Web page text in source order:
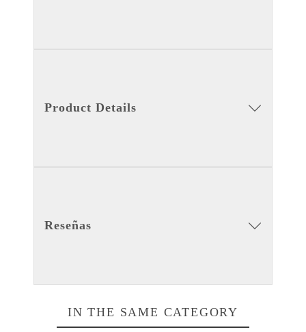
Product Details
Reseñas
IN THE SAME CATEGORY